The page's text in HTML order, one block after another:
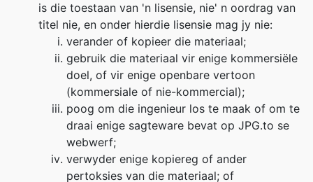
is die toestaan van 'n lisensie, nie' n oordrag van
titel nie, en onder hierdie lisensie mag jy nie:
verander of kopieer die materiaal;
gebruik die materiaal vir enige kommersiële
doel, of vir enige openbare vertoon
(kommersiale of nie-kommercial);
poog om die ingenieur los te maak of om te
draai enige sagteware bevat op JPG.to se
webwerf;
verwyder enige kopiereg of ander
pertoksies van die materiaal; of